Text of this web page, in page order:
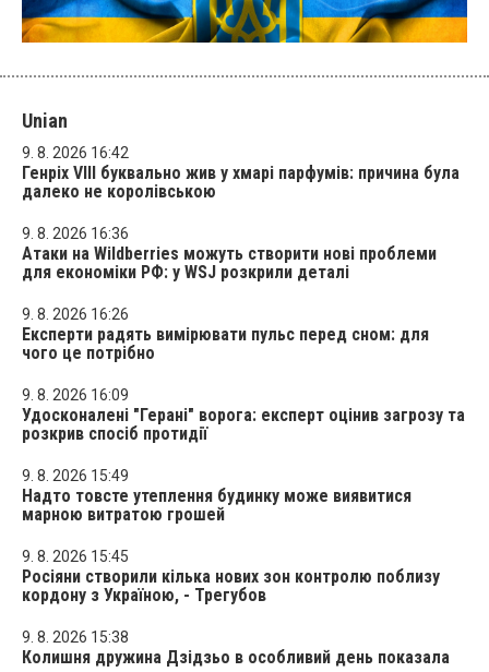
Unian
9. 8. 2026 16:42
Генріх VIII буквально жив у хмарі парфумів: причина була
далеко не королівською
9. 8. 2026 16:36
Атаки на Wildberries можуть створити нові проблеми
для економіки РФ: у WSJ розкрили деталі
9. 8. 2026 16:26
Експерти радять вимірювати пульс перед сном: для
чого це потрібно
9. 8. 2026 16:09
Удосконалені "Герані" ворога: експерт оцінив загрозу та
розкрив спосіб протидії
9. 8. 2026 15:49
Надто товсте утеплення будинку може виявитися
марною витратою грошей
9. 8. 2026 15:45
Росіяни створили кілька нових зон контролю поблизу
кордону з Україною, - Трегубов
9. 8. 2026 15:38
Колишня дружина Дзідзьо в особливий день показала